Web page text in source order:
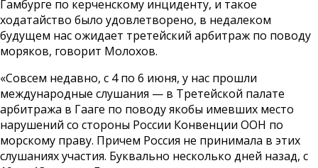
Гамбурге по керченскому инциденту, и такое
ходатайство было удовлетворено, в недалеком
будущем нас ожидает третейский арбитраж по поводу
моряков, говорит Молохов.
«Совсем недавно, с 4 по 6 июня, у нас прошли
международные слушания — в Третейской палате
арбитража в Гааге по поводу якобы имевших место
нарушений со стороны России Конвенции ООН по
морскому праву. Причем Россия не принимала в этих
слушаниях участия. Буквально несколько дней назад, с